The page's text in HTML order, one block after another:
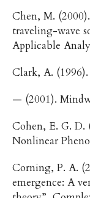
Chen, M.
traveling-wave
Applicable
Clark, A.
— (2001).
Cohen, E. G. D.
Nonlinear
Corning, P. A.
emergence: A